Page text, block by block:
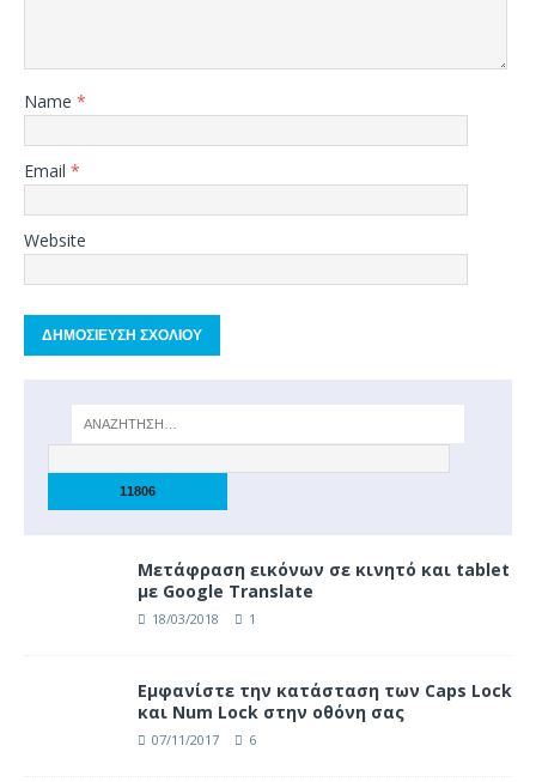
Name *
Email *
Website
Μετάφραση εικόνων σε κινητό και tablet
με Google Translate
18/03/2018 1
Eμφανίστε την κατάσταση των Caps Lock
και Num Lock στην οθόνη σας
07/11/2017 6